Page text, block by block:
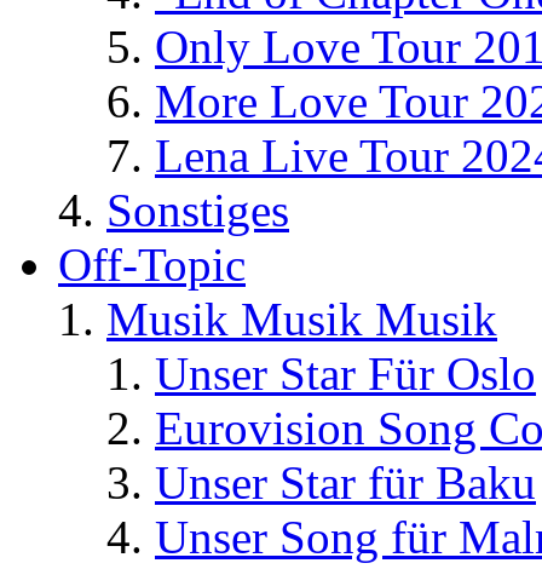
Only Love Tour
More Love Tour
Lena Live Tour
Sonstiges
Off-Topic
Musik Musik Musik
Unser Star Für Oslo
Eurovision Song
Unser Star für Baku
Unser Song für